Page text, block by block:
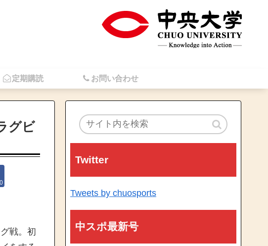
定期購読 お問い合わせ
グビ
0
戦。初
Twitter
Tweets by chuosports
中スポ最新号